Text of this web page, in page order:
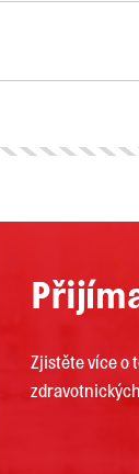
Zjistěte více o